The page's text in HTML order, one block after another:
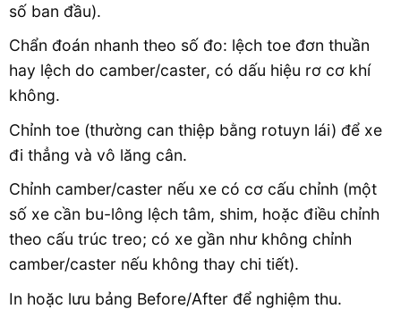
số ban đầu).
Chẩn đoán nhanh theo số đo: lệch toe đơn thuần
hay lệch do camber/caster, có dấu hiệu rơ cơ khí
không.
Chỉnh toe (thường can thiệp bằng rotuyn lái) để xe
đi thẳng và vô lăng cân.
Chỉnh camber/caster nếu xe có cơ cấu chỉnh (một
số xe cần bu-lông lệch tâm, shim, hoặc điều chỉnh
theo cấu trúc treo; có xe gần như không chỉnh
camber/caster nếu không thay chi tiết).
In hoặc lưu bảng Before/After để nghiệm thu.